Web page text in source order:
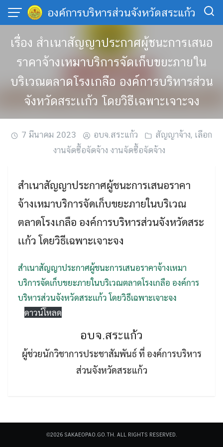
Skip
content
องค์การบริหารส่วนจังหวัดสระแก้ว
Search
for:
เรื่อง สำเนาสัญญาประกาศผู้ชนะการเสนอ
ราคาจ้างเหมาบริการจัดเก็บขยะภายใน
บริเวณตลาดโรงเกลือ องค์การบริหารส่วน
จังหวัดสระเเก้ว โดยวิธีเฉพาะเจาะจง
7 มีนาคม 2023 อบจ.สระแก้ว สัญญาจ้าง, เลือก
งานจัดซื้อจัดจ้าง งานจัดซื้อจัดจ้าง
สำเนาสัญญาประกาศผู้ชนะการเสนอราคา
จ้างเหมาบริการจัดเก็บขยะภายในบริเวณ
ตลาดโรงเกลือ องค์การบริหารส่วนจังหวัดสระ
เเก้ว โดยวิธีเฉพาะเจาะจง
สำเนาสัญญาประกาศผู้ชนะการเสนอราคาจ้างเหมา
บริการจัดเก็บขยะภายในบริเวณตลาดโรงเกลือ องค์การ
บริหารส่วนจังหวัดสระเเก้ว โดยวิธีเฉพาะเจาะจง
ดาวน์โหลด
อบจ.สระแก้ว
ผู้ช่วยนักวิชาการประชาสัมพันธ์ ที่ องค์การบริหาร
ส่วนจังหวัดสระแก้ว
©2026 SAKAEOPAO.GO.TH. ALL RIGHTS RESERVED.